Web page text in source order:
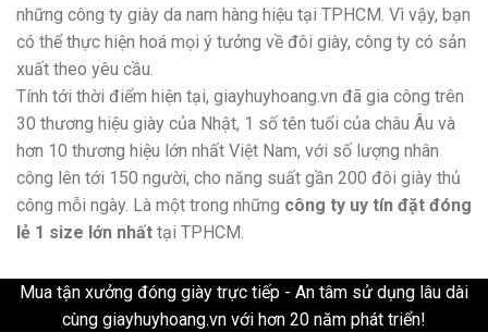
những công ty giày da nam hàng hiệu tại TPHCM. Vì vậy, bạn
có thể thực hiện hoá mọi ý tưởng về đôi giày, công ty có sản
xuất theo yêu cầu.
Tính tới thời điểm hiện tại, giayhuyhoang.vn đã gia công trên
30 thương hiệu giày của Nhật, 1 số tên tuổi của châu Âu và
hơn 10 thương hiệu lớn nhất Việt Nam, với số lượng nhân
công lên tới 150 người, cho năng suất gần 200 đôi giày thủ
công mỗi ngày. Là một trong những công ty uy tín đặt đóng
lẻ 1 size lớn nhất tại TPHCM.
Mua tận xưởng đóng giày trực tiếp - An tâm sử dụng lâu dài
cùng giayhuyhoang.vn với hơn 20 năm phát triển!